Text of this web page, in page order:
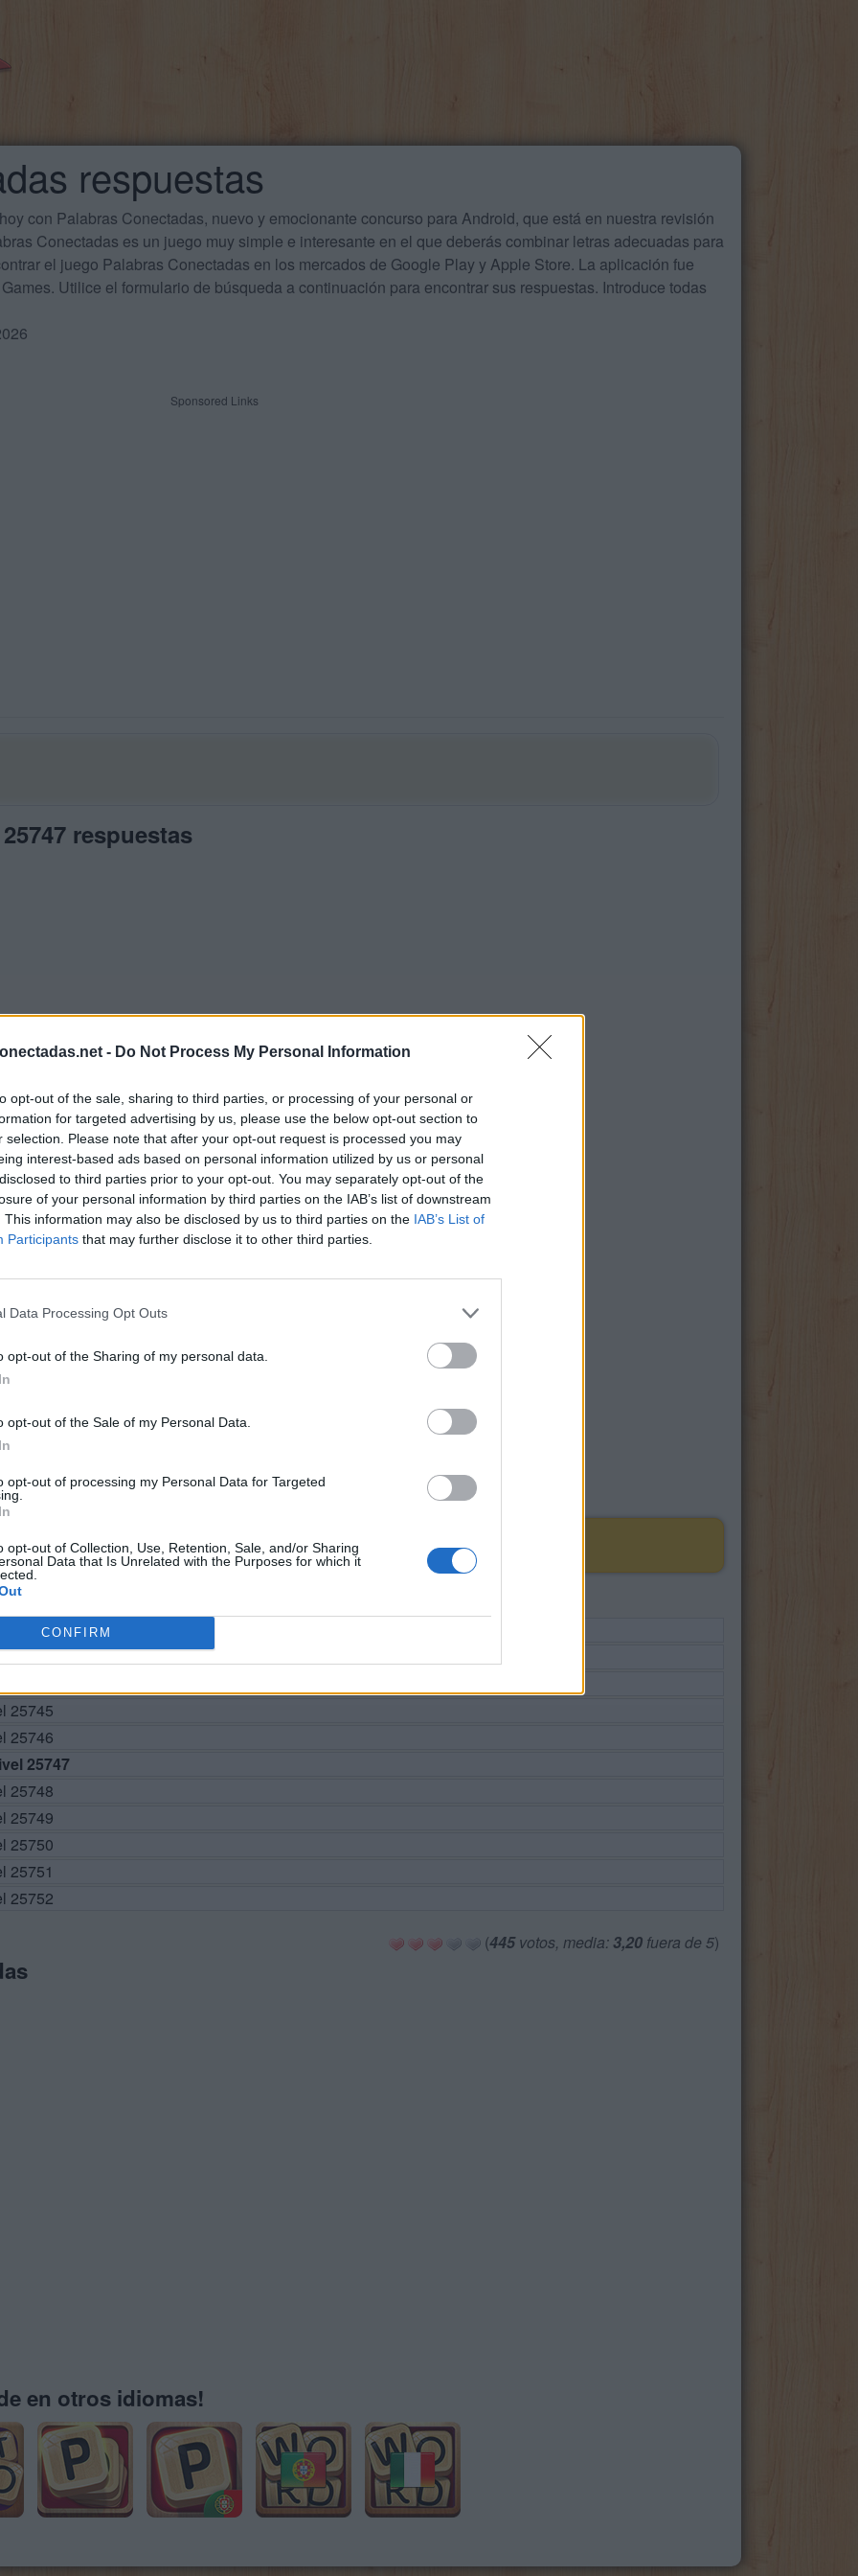
- Do Not Process My Personal Information
opt-out of the sale, sharing to third parties, or processing of your personal or
for targeted advertising by us, please use the below opt-out section to
selection. Please note that after your opt-out request is processed you may
interest-based ads based on personal information utilized by us or personal
to third parties prior to your opt-out. You may separately opt-out of the
of your personal information by third parties on the IAB’s list of downstream
This information may also be disclosed by us to third parties on the IAB’s List of
Participants that may further disclose it to other third parties.
Data Processing Opt Outs
opt-out of the Sharing of my personal data.
opt-out of the Sale of my Personal Data.
opt-out of processing my Personal Data for Targeted
opt-out of Collection, Use, Retention, Sale, and/or Sharing
Data that Is Unrelated with the Purposes for which it
CONFIRM
respuestas
con Palabras Conectadas, nuevo y emocionante concurso para Android, que está en nuestra revisión
Conectadas es un juego muy simple e interesante en el que deberás combinar letras adecuadas para
el juego Palabras Conectadas en los mercados de Google Play y Apple Store. La aplicación fue
Utilice el formulario de búsqueda a continuación para encontrar sus respuestas. Introduce todas
Sponsored Links
respuestas
BUSCAR MÁS RESPUESTAS
25742
25743
25745
25746
25747
25748
25749
25750
25751
25752
(445votos, media: 3,20 fuera de 5)
en otros idiomas!